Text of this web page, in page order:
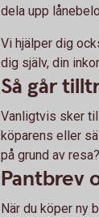
dela upp
Vi hjälper dig
dig själv, din
Så går
Vanligtvis sker
köparens eller
på grund av
Pantbrev
När du köper ny